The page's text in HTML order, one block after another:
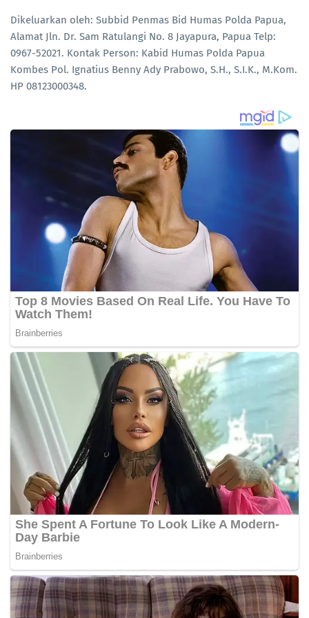
Dikeluarkan oleh: Subbid Penmas Bid Humas Polda Papua,
Alamat Jln. Dr. Sam Ratulangi No. 8 Jayapura, Papua Telp:
0967-52021. Kontak Person: Kabid Humas Polda Papua
Kombes Pol. Ignatius Benny Ady Prabowo, S.H., S.I.K., M.Kom.
HP 08123000348.